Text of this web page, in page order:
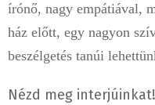
írónő, nagy empátiával,
ház előtt, egy nagyon
beszélgetés tanúi
Nézd meg interjúinkat!